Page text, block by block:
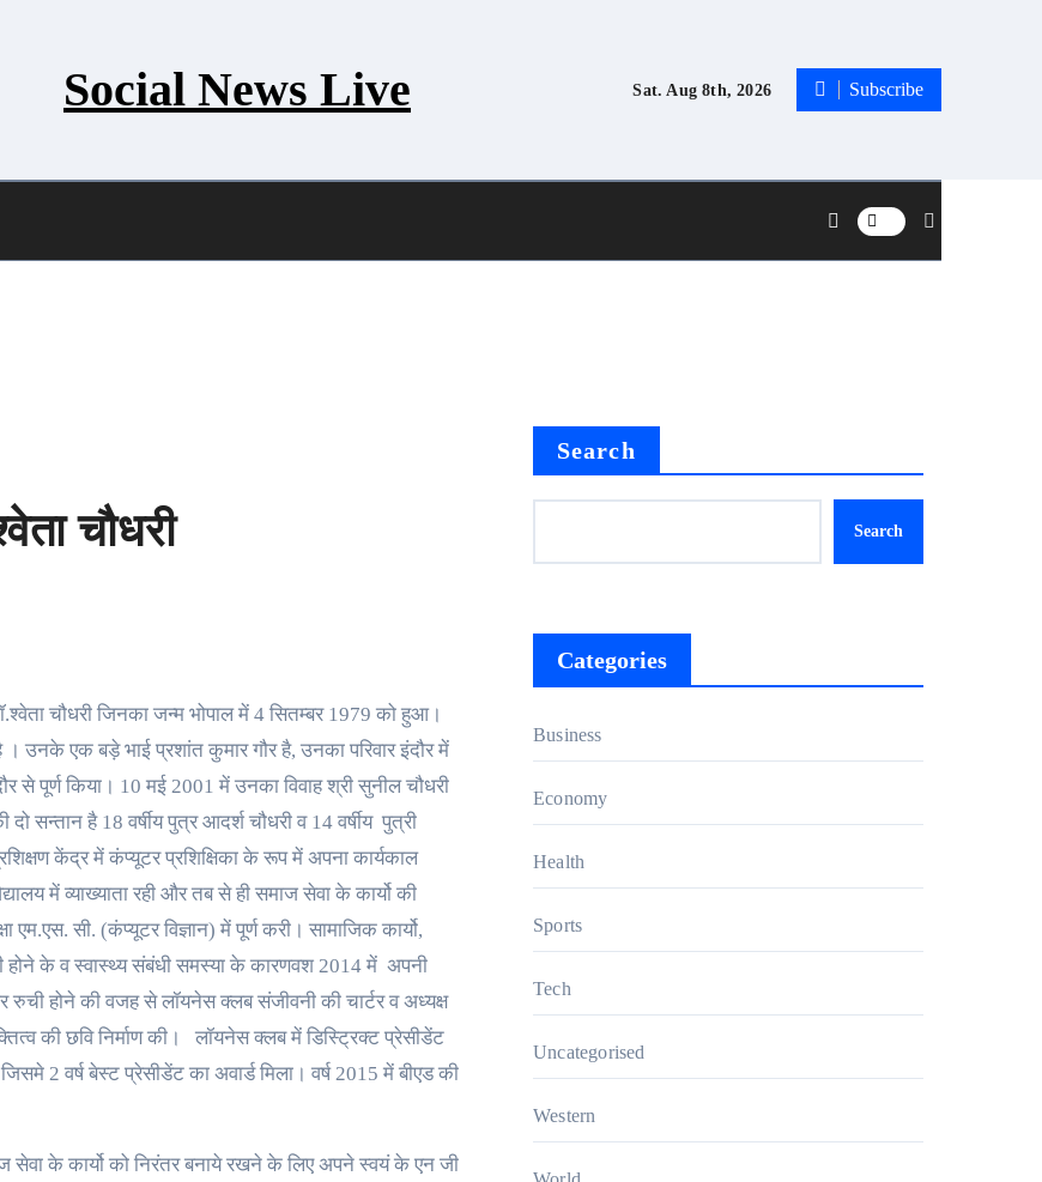
Social News Live Sat. Aug 8th, 2026 Subscribe
चौधरी
चौधरी जिनका जन्म भोपाल में 4 सितम्बर 1979 को हुआ।
उनके एक बड़े भाई प्रशांत कुमार गौर है, उनका परिवार इंदौर में
से पूर्ण किया। 10 मई 2001 में उनका विवाह श्री सुनील चौधरी
है 18 वर्षीय पुत्र आदर्श चौधरी व 14 वर्षीय पुत्री
केंद्र में कंप्यूटर प्रशिक्षिका के रूप में अपना कार्यकाल
में व्याख्याता रही और तब से ही समाज सेवा के कार्यो की
सी. (कंप्यूटर विज्ञान) में पूर्ण करी। सामाजिक कार्यो,
होने के व स्वास्थ्य संबंधी समस्या के कारणवश 2014 में अपनी
रुची होने की वजह से लॉयनेस क्लब संजीवनी की चार्टर व अध्यक्ष
की छवि निर्माण की। लॉयनेस क्लब में डिस्ट्रिक्ट प्रेसीडेंट
जिसमे 2 वर्ष बेस्ट प्रेसीडेंट का अवार्ड मिला। वर्ष 2015 में बीएड की
के कार्यो को निरंतर बनाये रखने के लिए अपने स्वयं के एन जी
Search
Search
Categories
Business
Economy
Health
Sports
Tech
Uncategorised
Western